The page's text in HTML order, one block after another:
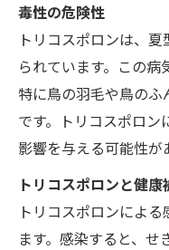
毒性の危険性
トリコスポロンは、
られています。この病
特に鳥の羽毛や鳥の
です。トリコスポロ
影響を与える可能性が
トリコスポロンと健康
トリコスポロンによ
ます。感染すると、せ